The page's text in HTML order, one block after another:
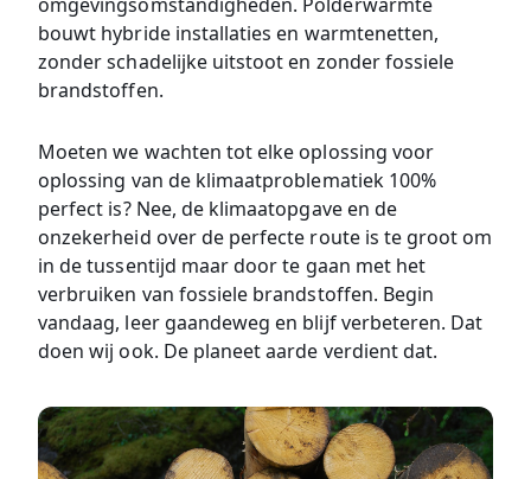
bouwt hybride installaties en warmtenetten,
zonder schadelijke uitstoot en zonder fossiele
brandstoffen.
Moeten we wachten tot elke oplossing voor
oplossing van de klimaatproblematiek 100%
perfect is? Nee, de klimaatopgave en de
onzekerheid over de perfecte route is te groot om
in de tussentijd maar door te gaan met het
verbruiken van fossiele brandstoffen. Begin
vandaag, leer gaandeweg en blijf verbeteren. Dat
doen wij ook. De planeet aarde verdient dat.